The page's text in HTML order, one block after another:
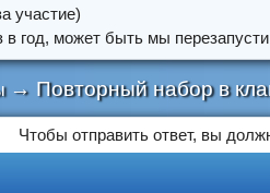
участие)
в год, может быть мы
→ Повторный набор в
Чтобы отправить ответ, вы